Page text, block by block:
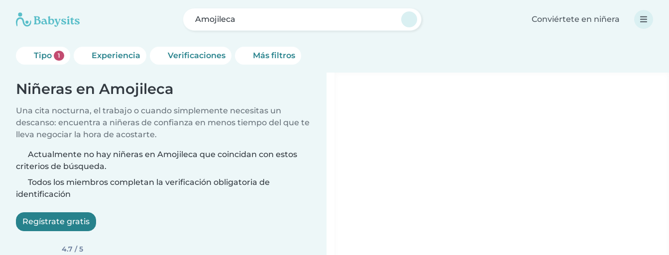
Amojileca Conviértete en niñera
Tipo 1 Experiencia Verificaciones Más filtros
Niñeras en Amojileca
Una cita nocturna, el trabajo o cuando simplemente necesitas un
descanso: encuentra a niñeras de confianza en menos tiempo del que te
lleva negociar la hora de acostarte.
Actualmente no hay niñeras en Amojileca que coincidan con estos
criterios de búsqueda.
Todos los miembros completan la verificación obligatoria de
identificación
Regístrate gratis
4.7 / 5